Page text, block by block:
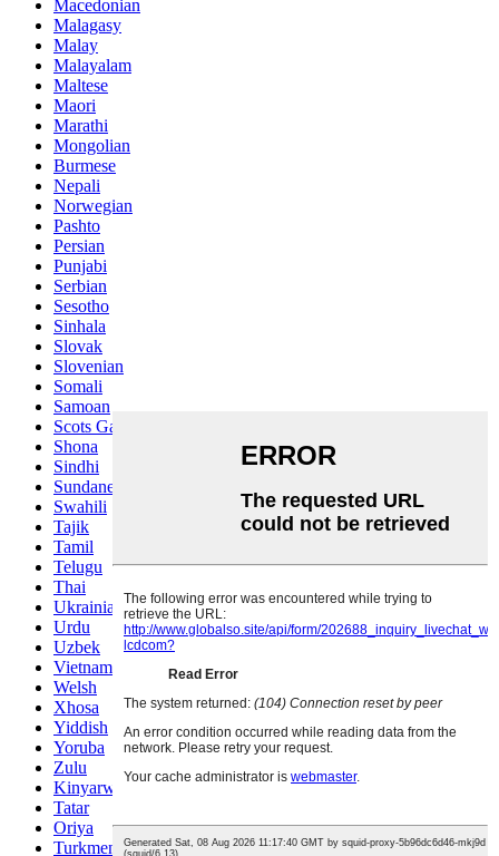
Macedonian
Malagasy
Malay
Malayalam
Maltese
Maori
Marathi
Mongolian
Burmese
Nepali
Norwegian
Pashto
Persian
Punjabi
Serbian
Sesotho
Sinhala
Slovak
Slovenian
Somali
Samoan
Scots Gaelic
Shona
Sindhi
Sundanese
Swahili
Tajik
Tamil
Telugu
Thai
Ukrainian
Urdu
Uzbek
Vietnamese
Welsh
Xhosa
Yiddish
Yoruba
Zulu
Kinyarwanda
Tatar
Oriya
Turkmen